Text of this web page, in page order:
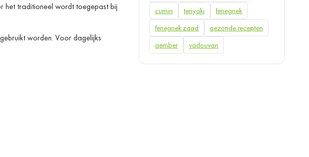
het traditioneel wordt toegepast bij
worden. Voor dagelijks
cumin
teriyaki
fenegriek
fenegriek zaad
gezonde recepten
gember
vadouvan